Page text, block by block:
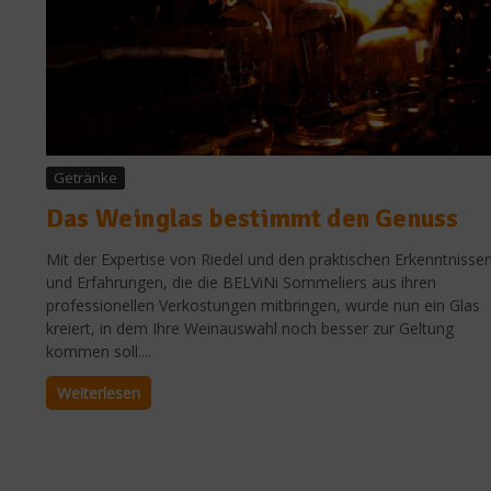
Getränke
Das Weinglas bestimmt den Genuss
Mit der Expertise von Riedel und den praktischen
und Erfahrungen, die die BELViNi Sommeliers aus ihren
professionellen Verkostungen mitbringen, wurde nun ein Glas
kreiert, in dem Ihre Weinauswahl noch besser zur Geltung
kommen soll....
Weiterlesen